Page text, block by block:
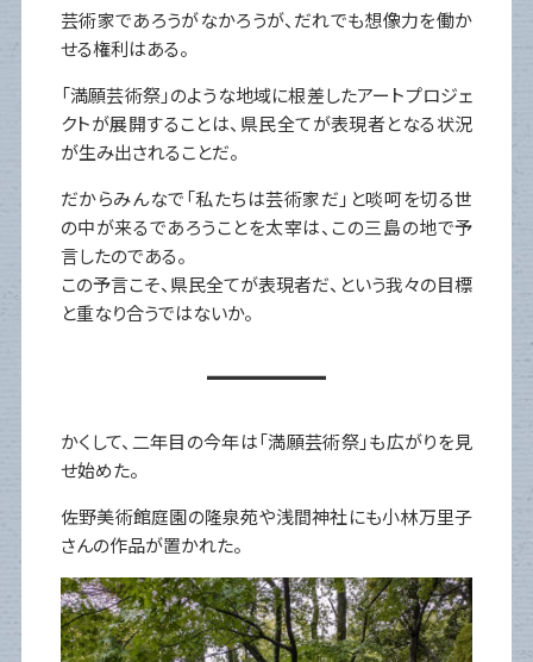
芸術家であろうがなかろうが、だれでも想像力を働か
せる権利はある。
「満願芸術祭」のような地域に根差したアートプロジェ
クトが展開することは、県民全てが表現者となる状況
が生み出されることだ。
だからみんなで「私たちは芸術家だ」と啖呵を切る世
の中が来るであろうことを太宰は、この三島の地で予
言したのである。
この予言こそ、県民全てが表現者だ、という我々の目標
と重なり合うではないか。
かくして、二年目の今年は「満願芸術祭」も広がりを見
せ始めた。
佐野美術館庭園の隆泉苑や浅間神社にも小林万里子
さんの作品が置かれた。